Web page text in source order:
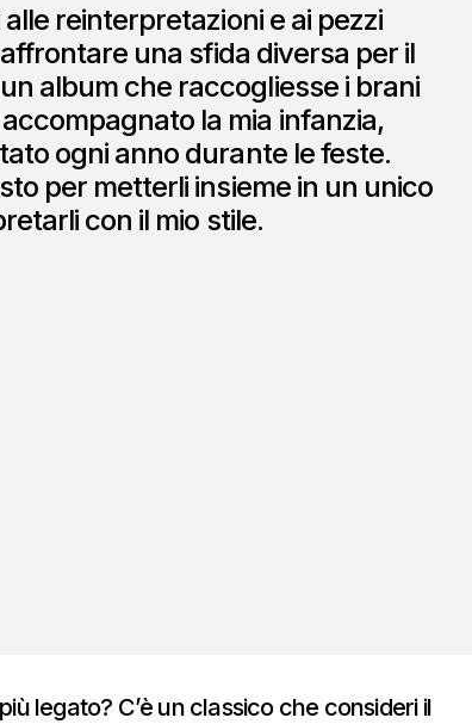
reinterpretazioni e ai pezzi
una sfida diversa per il
album che raccogliesse i brani
la mia infanzia,
ogni anno durante le feste.
per metterli insieme in un unico
con il mio stile.
legato? C’è un classico che consideri il